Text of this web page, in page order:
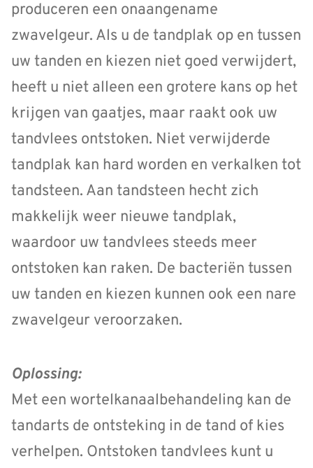
produceren een onaangename
zwavelgeur. Als u de tandplak op en tussen
uw tanden en kiezen niet goed verwijdert,
heeft u niet alleen een grotere kans op het
krijgen van gaatjes, maar raakt ook uw
tandvlees ontstoken. Niet verwijderde
tandplak kan hard worden en verkalken tot
tandsteen. Aan tandsteen hecht zich
makkelijk weer nieuwe tandplak,
waardoor uw tandvlees steeds meer
ontstoken kan raken. De bacteriën tussen
uw tanden en kiezen kunnen ook een nare
zwavelgeur veroorzaken.
Oplossing:
Met een wortelkanaalbehandeling kan de
tandarts de ontsteking in de tand of kies
verhelpen. Ontstoken tandvlees kunt u